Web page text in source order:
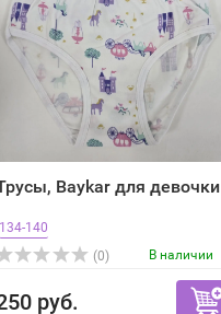
Baykar для девочки
134-140
(0)
В наличии
руб.